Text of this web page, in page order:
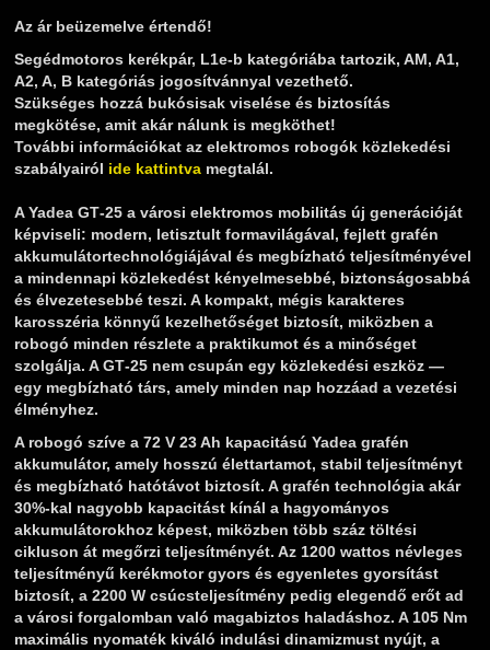
Az ár beüzemelve értendő!
Segédmotoros kerékpár, L1e-b kategóriába tartozik, AM, A1,
A2, A, B kategóriás jogosítvánnyal vezethető.
Szükséges hozzá bukósisak viselése és biztosítás
megkötése, amit akár nálunk is megköthet!
További információkat az elektromos robogók közlekedési
szabályairól ide kattintva megtalál.
A Yadea GT‑25 a városi elektromos mobilitás új generációját
képviseli: modern, letisztult formavilágával, fejlett grafén
akkumulátortechnológiájával és megbízható teljesítményével
a mindennapi közlekedést kényelmesebbé, biztonságosabbá
és élvezetesebbé teszi. A kompakt, mégis karakteres
karosszéria könnyű kezelhetőséget biztosít, miközben a
robogó minden részlete a praktikumot és a minőséget
szolgálja. A GT‑25 nem csupán egy közlekedési eszköz —
egy megbízható társ, amely minden nap hozzáad a vezetési
élményhez.
A robogó szíve a 72 V 23 Ah kapacitású Yadea grafén
akkumulátor, amely hosszú élettartamot, stabil teljesítményt
és megbízható hatótávot biztosít. A grafén technológia akár
30%-kal nagyobb kapacitást kínál a hagyományos
akkumulátorokhoz képest, miközben több száz töltési
cikluson át megőrzi teljesítményét. Az 1200 wattos névleges
teljesítményű kerékmotor gyors és egyenletes gyorsítást
biztosít, a 2200 W csúcsteljesítmény pedig elegendő erőt ad
a városi forgalomban való magabiztos haladáshoz. A 105 Nm
maximális nyomaték kiváló indulási dinamizmust nyújt, a